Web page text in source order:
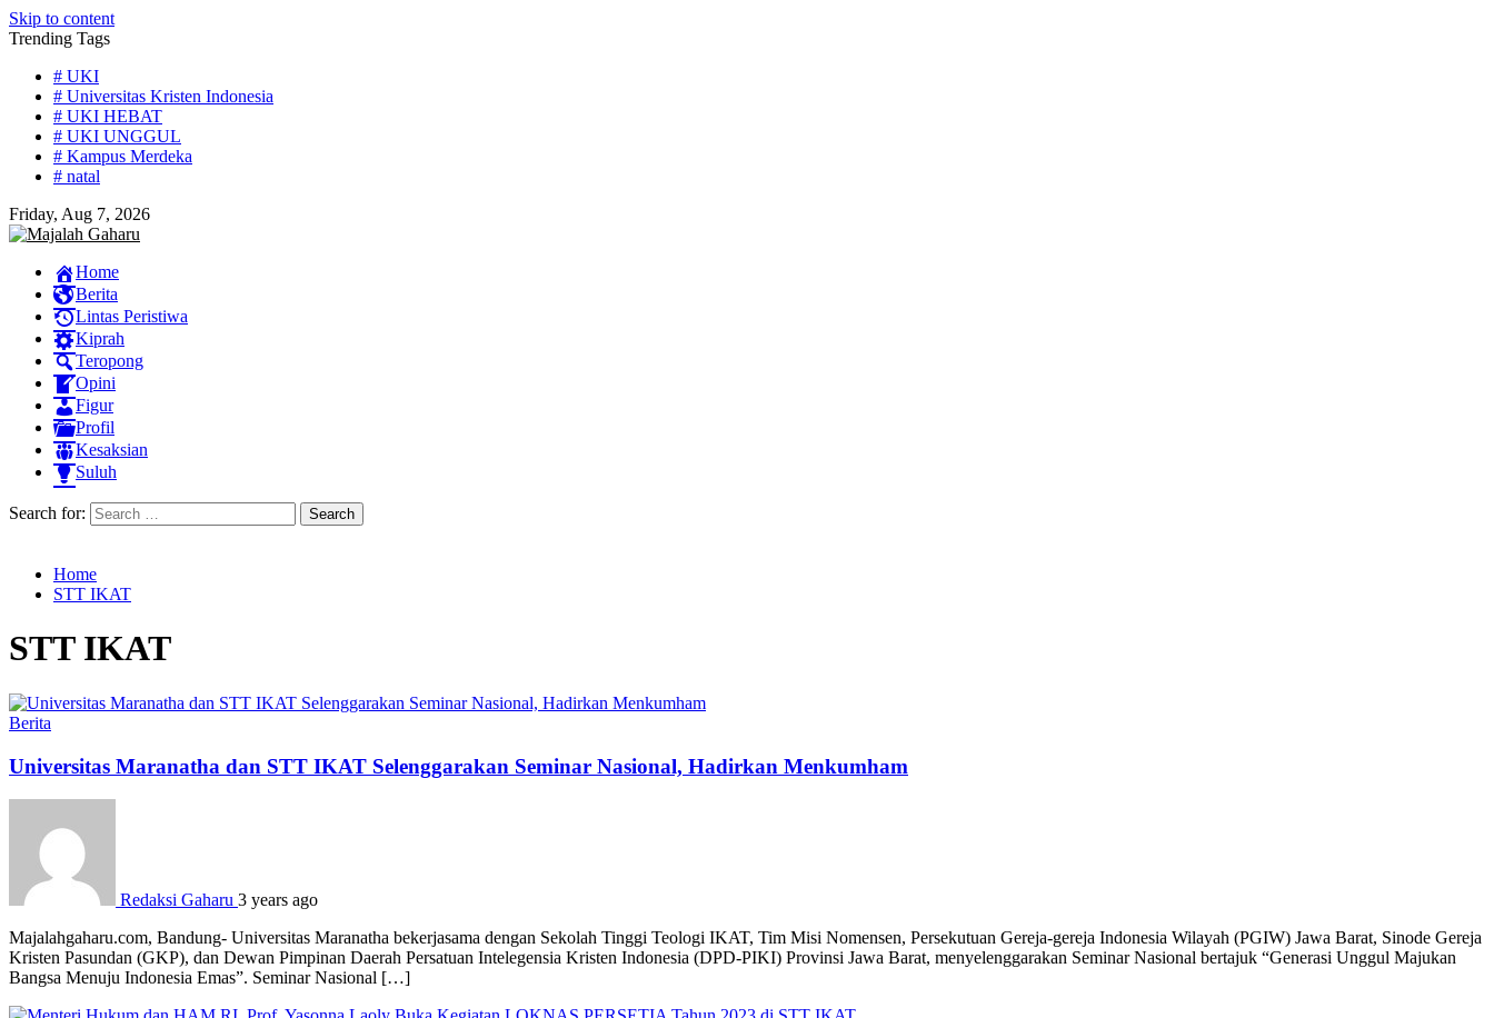
Skip to content
Trending Tags
# UKI
# Universitas Kristen Indonesia
# UKI HEBAT
# UKI UNGGUL
# Kampus Merdeka
# natal
Friday, Aug 7, 2026
Home
Berita
Lintas Peristiwa
Kiprah
Teropong
Opini
Figur
Profil
Kesaksian
Suluh
Search for:
Home
STT IKAT
STT IKAT
Berita
Universitas Maranatha dan STT IKAT Selenggarakan Seminar Nasional, Hadirkan Menkumham
Redaksi Gaharu 3 years ago
Majalahgaharu.com, Bandung- Universitas Maranatha bekerjasama dengan Sekolah Tinggi Teologi IKAT, Tim Misi Nomensen, Persekutuan Gereja-gereja Indonesia Wilayah (PGIW) Jawa Barat, Sinode Gereja
Kristen Pasundan (GKP), dan Dewan Pimpinan Daerah Persatuan Intelegensia Kristen Indonesia (DPD-PIKI) Provinsi Jawa Barat, menyelenggarakan Seminar Nasional bertajuk “Generasi Unggul Majukan
Bangsa Menuju Indonesia Emas”. Seminar Nasional […]